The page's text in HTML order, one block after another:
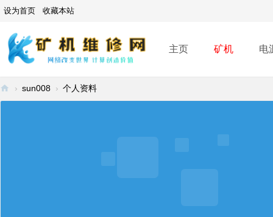
设为首页 收藏本站
主页 矿机 电
› sun008 › 个人资料